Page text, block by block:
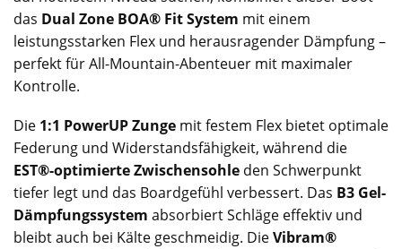
das Dual Zone BOA® Fit System mit einem
leistungsstarken Flex und herausragender Dämpfung –
perfekt für All-Mountain-Abenteuer mit maximaler
Kontrolle.
Die 1:1 PowerUP Zunge mit festem Flex bietet optimale
Federung und Widerstandsfähigkeit, während die
EST®-optimierte Zwischensohle den Schwerpunkt
tiefer legt und das Boardgefühl verbessert. Das B3 Gel-
Dämpfungssystem absorbiert Schläge effektiv und
bleibt auch bei Kälte geschmeidig. DieVibram®